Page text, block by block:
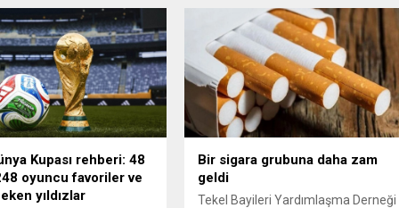
sistemleri ve radarları
İran Devrim Muhafızları
Ürdün’deki Amerikan
hedef alarak sert
Tahran, yeni bir ABD
anında yanıt verileceğini
kamerası görüntüsünü ve bin 700
Akbil kaydını inceleyen Cinayet Büro
ekipleri, cinayeti işlediğini itiraf eden
maktulün akrabası Bülent G. ile
azmettirici olduğu öne sürülen 2...
Kupası rehberi: 48
oyuncu favoriler ve
yıldızlar
Bir sigara grubuna daha zam
geldi
Tekel Bayileri Yardımlaşma Derneği